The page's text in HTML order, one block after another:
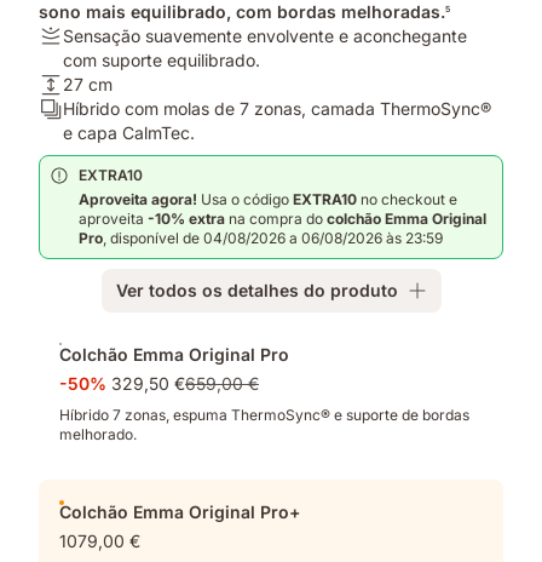
sono mais equilibrado, com bordas melhoradas.5
Firmeza:
Sensação
suavemente
envolvente
aconchegante
com
suporte
equilibrado.
Sensação suavemente envolvente e aconchegante
com suporte equilibrado.
Altura:
27
27 cm
Camadas:
Híbrido
com
molas
zonas,
ThermoSync®
capa
CalmTec.
Híbrido com molas de 7 zonas, camada ThermoSync®
e capa CalmTec.
EXTRA10
Aproveita agora! Usa o código EXTRA10 no checkout e
aproveita -10% extra na compra do colchão Emma Original
Pro, disponível de 04/08/2026 a 06/08/2026 às 23:59
Ver todos os detalhes do produto
Colchão Emma Original Pro
-50% 329,50 €659,00 €
Híbrido 7 zonas, espuma ThermoSync® e suporte de bordas
melhorado.
Colchão Emma Original Pro+
1079,00 €